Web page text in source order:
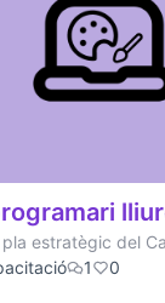
estratègic del
1 0